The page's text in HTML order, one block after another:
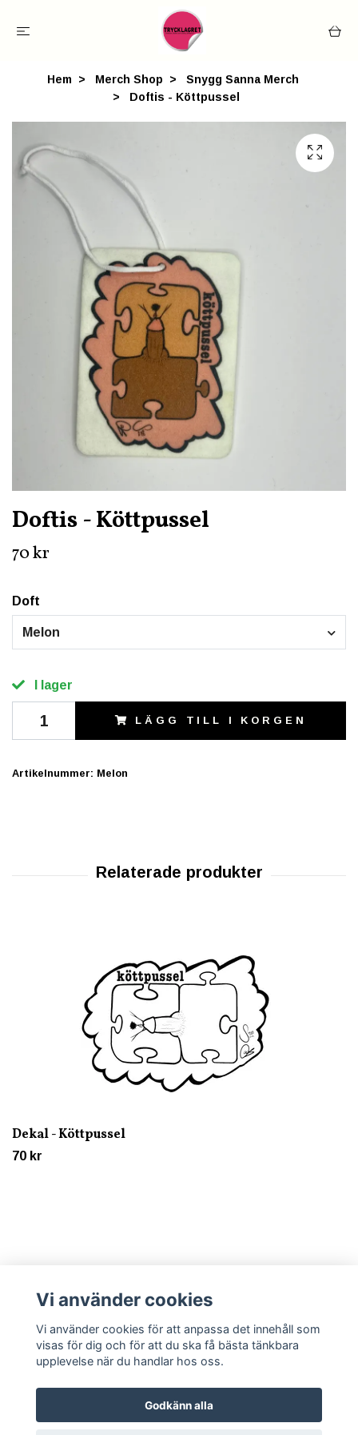
Hem Merch Shop
Snygg Sanna Merch
Doftis - Köttpussel
Doftis - Köttpussel
70 kr
Doft
Melon
I lager
LÄGG TILL I KORGEN
Artikelnummer: Melon
Dekal - Köttpussel
70 kr
Läs mer
© 2026 Trycklagret
Vi använder cookies
Vi använder cookies för att anpassa det innehåll som
visas för dig och för att du ska få bästa tänkbara
upplevelse när du handlar hos oss.
Godkänn alla